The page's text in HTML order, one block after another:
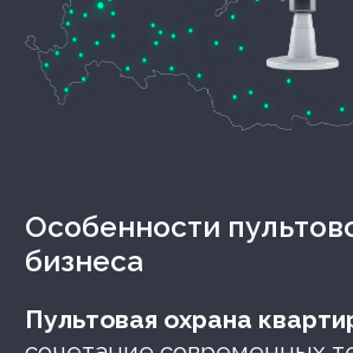
Особенности
бизнеса
Пультовая охрана